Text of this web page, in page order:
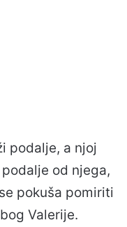
podalje, a njoj
od njega,
pokuša pomiriti
Valerije.